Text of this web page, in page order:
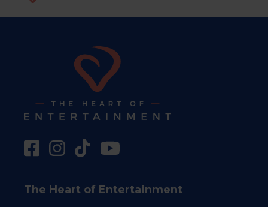
The Heart of Entertainment